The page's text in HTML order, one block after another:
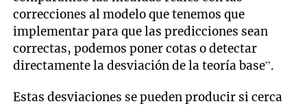
correcciones al modelo que tenemos que
implementar para que las predicciones sean
correctas, podemos poner cotas o detectar
directamente la desviación de la teoría base”.
Estas desviaciones se pueden producir si cerca